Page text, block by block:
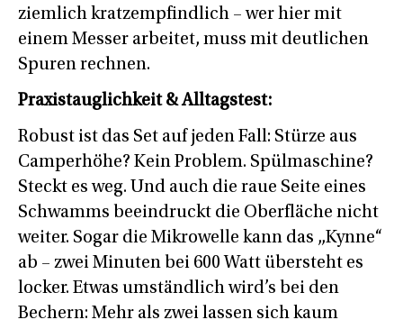
ziemlich kratzempfindlich – wer hier mit
einem Messer arbeitet, muss mit deutlichen
Spuren rechnen.
Praxistauglichkeit & Alltagstest:
Robust ist das Set auf jeden Fall: Stürze aus
Camperhöhe? Kein Problem. Spülmaschine?
Steckt es weg. Und auch die raue Seite eines
Schwamms beeindruckt die Oberfläche nicht
weiter. Sogar die Mikrowelle kann das „Kynne“
ab – zwei Minuten bei 600 Watt übersteht es
locker. Etwas umständlich wird’s bei den
Bechern: Mehr als zwei lassen sich kaum